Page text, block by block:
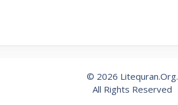
© 2026 Litequran.Org.
All Rights Reserved